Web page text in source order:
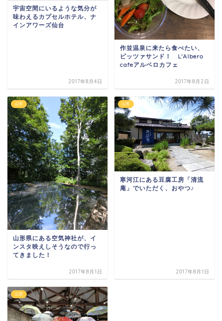
宇宙空間にいるような気分が
味わえるカプセルホテル、ナ
インアワーズ仙台
2017年8月4日
作並温泉に来たら食べたい、
ピッツァサンド！ L'Albero
cafeアルベロカフェ
2017年8月2日
山形
山形県にある空気神社が、イ
ンスタ映えしそうなので行っ
てきました！
2017年8月1日
山形
寒河江にある豆腐工房「清流
庵」でいただく、おやつ♪
2017年8月1日
山形